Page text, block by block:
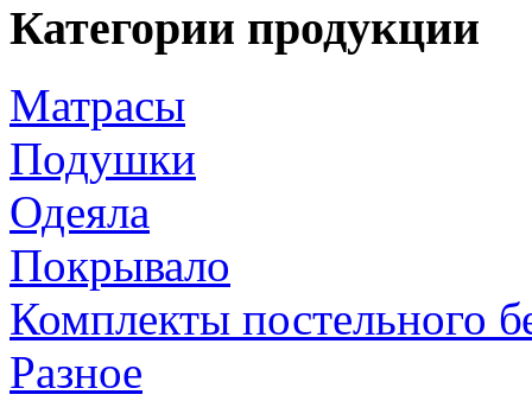
Категории продукции
Матрасы
Подушки
Одеяла
Покрывало
Комплекты постельного
Разное